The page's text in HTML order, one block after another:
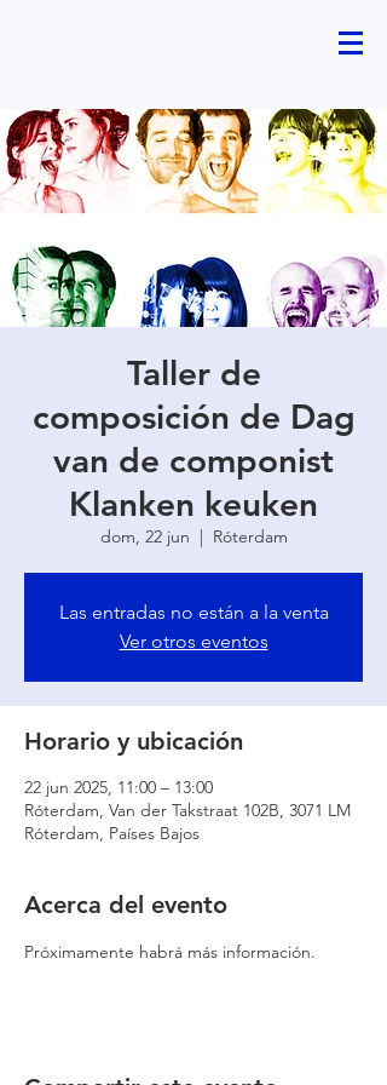
Taller de
composición de Dag
van de componist
Klanken keuken
dom, 22 jun
  |
Róterdam
Las entradas no están a la venta
Ver otros eventos
Horario y ubicación
22 jun 2025, 11:00 – 13:00
Róterdam, Van der Takstraat 102B, 3071 LM
Róterdam, Países Bajos
Acerca del evento
Próximamente habrá más información.